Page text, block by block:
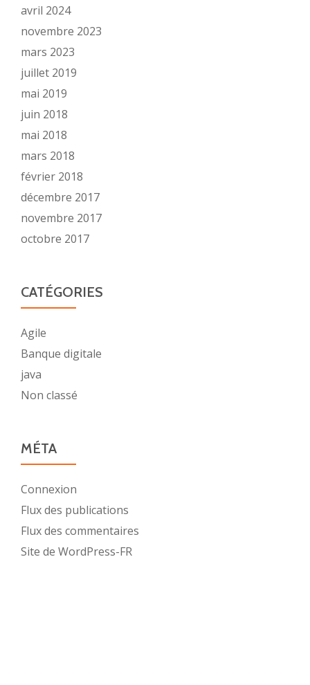
avril 2024
novembre 2023
mars 2023
juillet 2019
mai 2019
juin 2018
mai 2018
mars 2018
février 2018
décembre 2017
novembre 2017
octobre 2017
CATÉGORIES
Agile
Banque digitale
java
Non classé
MÉTA
Connexion
Flux des publications
Flux des commentaires
Site de WordPress-FR